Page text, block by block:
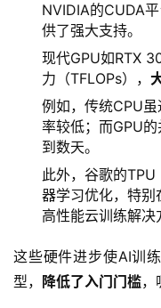
NVIDIA的CUDA
供了强大支持。
现代GPU如RTX
力（TFLOPs），
例如，传统CPU
率较低；而GPU
到数天。
此外，谷歌的
器学习优化，特
高性能云训练解决
这些硬件进步使AI训
型， 降低了入门门槛，